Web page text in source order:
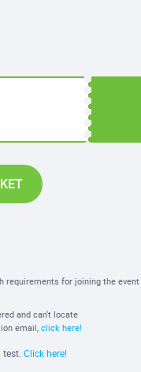
requirements for joining the event
and can't locate
email,click here!
Click here!